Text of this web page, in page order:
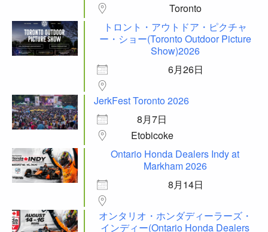
Toronto
トロント・アウトドア・ピクチャ
ー・ショー(Toronto Outdoor Picture
Show)2026
6月26日
JerkFest Toronto 2026
8月7日
Etobicoke
Ontario Honda Dealers Indy at
Markham 2026
8月14日
オンタリオ・ホンダディーラーズ・
インディー(Ontario Honda Dealers